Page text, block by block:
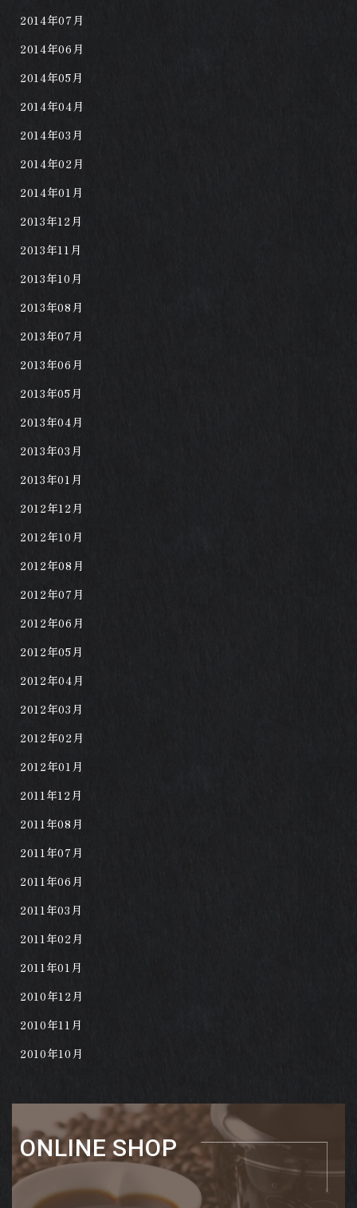
2014年07月
2014年06月
2014年05月
2014年04月
2014年03月
2014年02月
2014年01月
2013年12月
2013年11月
2013年10月
2013年08月
2013年07月
2013年06月
2013年05月
2013年04月
2013年03月
2013年01月
2012年12月
2012年10月
2012年08月
2012年07月
2012年06月
2012年05月
2012年04月
2012年03月
2012年02月
2012年01月
2011年12月
2011年08月
2011年07月
2011年06月
2011年03月
2011年02月
2011年01月
2010年12月
2010年11月
2010年10月
ONLINE SHOP